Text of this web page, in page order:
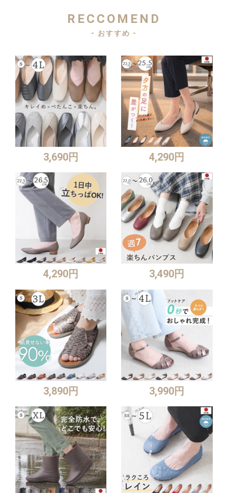
RECCOMEND
- おすすめ -
3,690円 4,290円
4,290円 3,490円
3,890円 3,990円